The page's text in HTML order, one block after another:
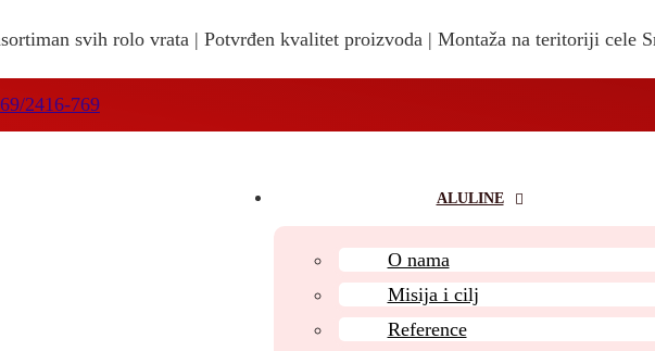
svih rolo vrata | Potvrđen kvalitet proizvoda | Montaža na teritoriji cele
2416-769
ALULINE
O nama
Misija i cilj
Reference